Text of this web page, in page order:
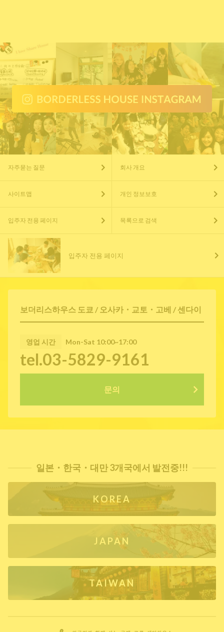
보더리스하우스 도쿄 / 오사카・교토・고베 / 센다이
영업 시간 Mon-Sat 10:00~17:00
tel.03-5829-9161
문의
자주묻는 질문 회사 개요
사이트맵 개인 정보보호
입주자 전용 페이지 목록으로 검색
입주자 전용 페이지
일본・한국・대만 3개국에서 발전중!!!
KOREA
JAPAN
TAIWAN